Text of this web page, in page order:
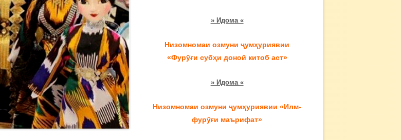
» Идома «
Низомномаи озмуни ҷумҳуриявии
«Фурӯғи субҳи доноӣ китоб аст»
» Идома «
Низомномаи озмуни ҷумҳуриявии «Илм-
фурӯғи маърифат»